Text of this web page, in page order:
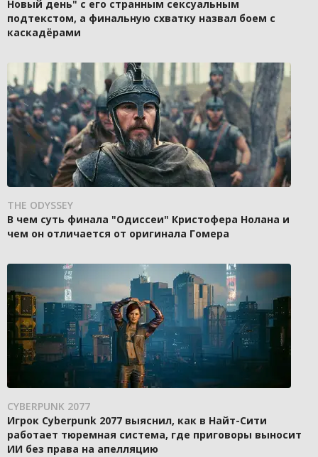
Новый день" с его странным сексуальным
подтекстом, а финальную схватку назвал боем с
каскадёрами
THE ODYSSEY
В чем суть финала "Одиссеи" Кристофера Нолана и
чем он отличается от оригинала Гомера
CYBERPUNK 2077
Игрок Cyberpunk 2077 выяснил, как в Найт-Сити
работает тюремная система, где приговоры выносит
ИИ без права на апелляцию